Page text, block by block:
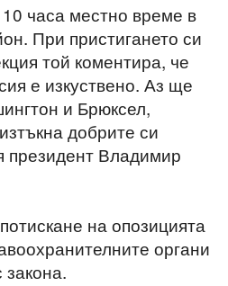
часа местно време в
При пристигането си
той коментира, че
е изкуствено. Аз ще
и Брюксел,
добрите си
президент Владимир
на опозицията
органи
закона.